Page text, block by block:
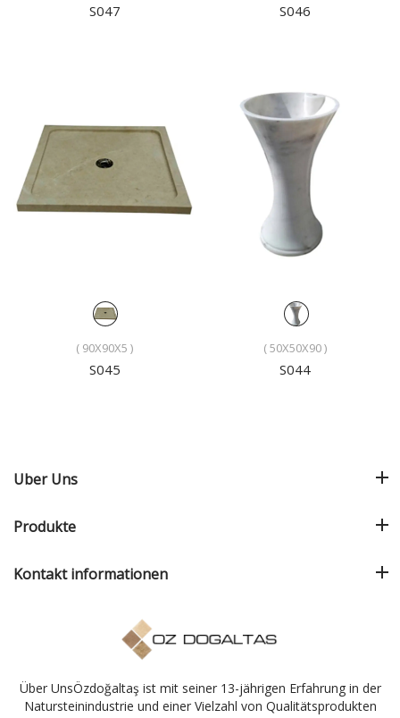
S047 S046
( 90X90X5 )
S045
( 50X50X90 )
S044
Über UnsÖzdoğaltaş ist mit seiner 13-jährigen Erfahrung in der
Natursteinindustrie und einer Vielzahl von Qualitätsprodukten
Uber Uns
Produkte
Kontakt informationen